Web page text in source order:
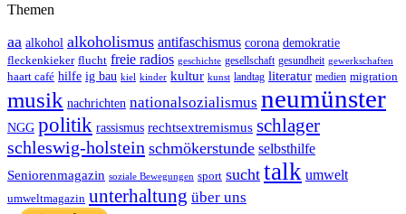
Themen
aa alkohol alkoholismus antifaschismus corona demokratie
fleckenkieker flucht freie radios geschichte gesellschaft gesundheit gewerkschaften
haart café hilfe ig bau kiel kinder kultur kunst landtag literatur medien migration
musik nachrichten nationalsozialismus neumünster
NGG politik rassismus rechtsextremismus schlager
schleswig-holstein schmökerstunde selbsthilfe
Seniorenmagazin soziale Bewegungen sport sucht talk umwelt
umweltmagazin unterhaltung über uns